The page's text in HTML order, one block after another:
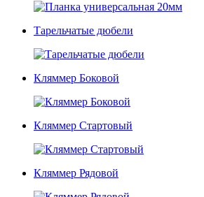
Тарельчатые дюбели
Кляммер Боковой
Кляммер Стартовый
Кляммер Рядовой